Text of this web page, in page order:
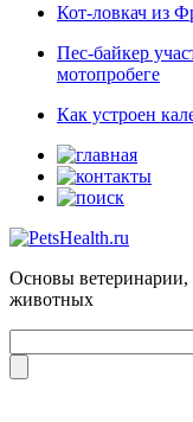
Кот-ловкач из
Пес-байкер
мотопробеге
Как устроен
Основы
животных